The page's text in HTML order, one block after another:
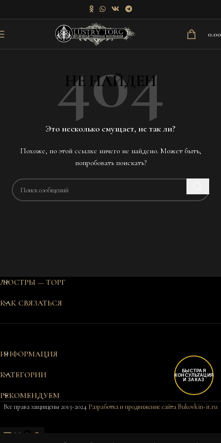
НЕ НАЙДЕН
Это несколько смущает, не так ли?
Похоже, по этой ссылке ничего не найдено. Может быть,
попробовать поискать?
ЛЮСТРЫ — ТОРГ
КАК СВЯЗАТЬСЯ
ИНФОРМАЦИЯ
КАТЕГОРИИ
РЕКОМЕНДУЕМ
Все права защищены 2013-2024 Разработка и продвижение сайта Bukovkin-it.ru
0
БЫСТРАЯ
КОНСУЛЬТАЦИЯ
И ЗАКАЗ